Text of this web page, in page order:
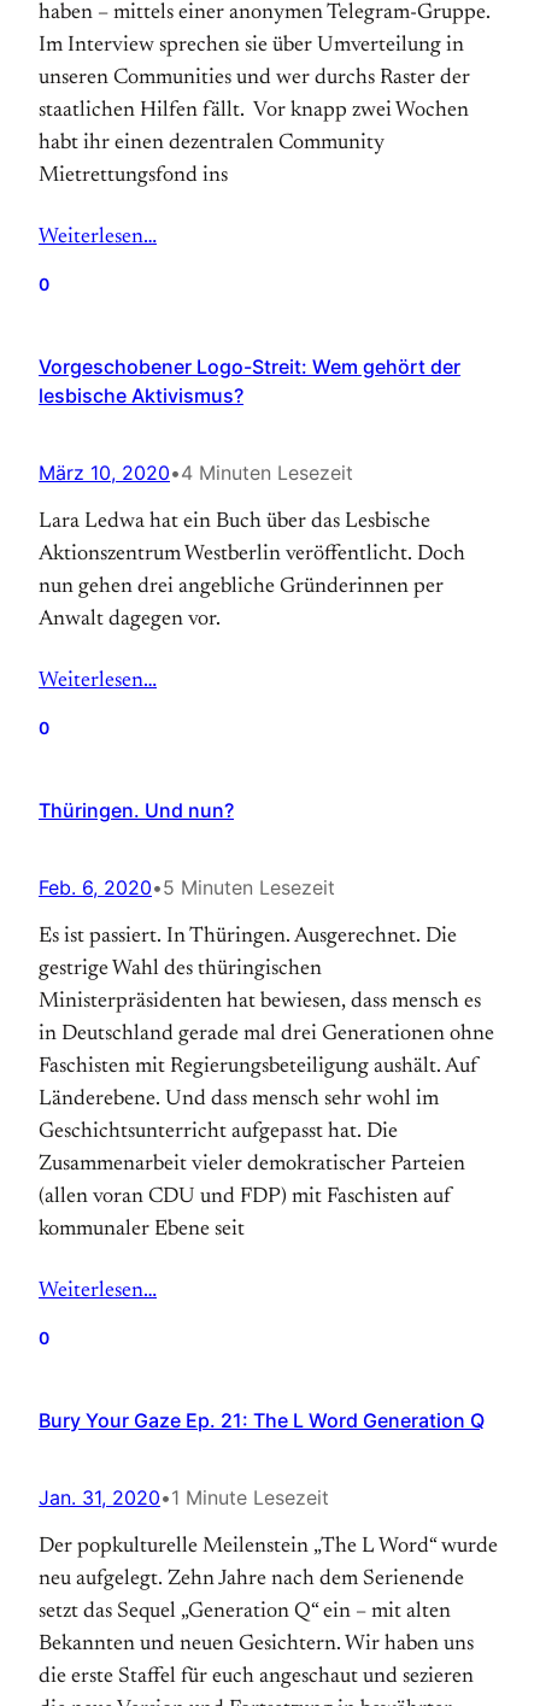
haben – mittels einer anonymen Telegram-Gruppe.
Im Interview sprechen sie über Umverteilung in
unseren Communities und wer durchs Raster der
staatlichen Hilfen fällt. Vor knapp zwei Wochen
habt ihr einen dezentralen Community
Mietrettungsfond ins
Weiterlesen…
0
Vorgeschobener Logo-Streit: Wem gehört der
lesbische Aktivismus?
März 10, 2020•4 Minuten Lesezeit
Lara Ledwa hat ein Buch über das Lesbische
Aktionszentrum Westberlin veröffentlicht. Doch
nun gehen drei angebliche Gründerinnen per
Anwalt dagegen vor.
Weiterlesen…
0
Thüringen. Und nun?
Feb. 6, 2020•5 Minuten Lesezeit
Es ist passiert. In Thüringen. Ausgerechnet. Die
gestrige Wahl des thüringischen
Ministerpräsidenten hat bewiesen, dass mensch es
in Deutschland gerade mal drei Generationen ohne
Faschisten mit Regierungsbeteiligung aushält. Auf
Länderebene. Und dass mensch sehr wohl im
Geschichtsunterricht aufgepasst hat. Die
Zusammenarbeit vieler demokratischer Parteien
(allen voran CDU und FDP) mit Faschisten auf
kommunaler Ebene seit
Weiterlesen…
0
Bury Your Gaze Ep. 21: The L Word Generation Q
Jan. 31, 2020•1 Minute Lesezeit
Der popkulturelle Meilenstein „The L Word“ wurde
neu aufgelegt. Zehn Jahre nach dem Serienende
setzt das Sequel „Generation Q“ ein – mit alten
Bekannten und neuen Gesichtern. Wir haben uns
die erste Staffel für euch angeschaut und sezieren